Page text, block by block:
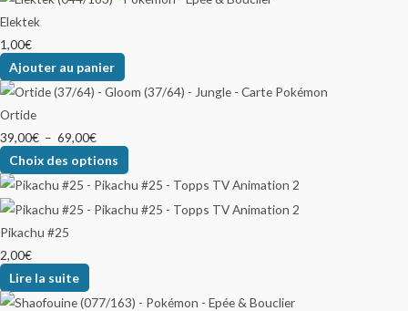
Elektek
1,00€
Ajouter au panier
Ortide
39,00€ – 69,00€
Choix des options
Pikachu #25
2,00€
Lire la suite